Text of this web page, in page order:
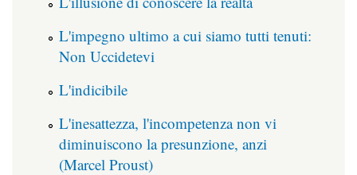
L'impegno ultimo a cui siamo tutti tenuti:
Non Uccidetevi
L'indicibile
L'inesattezza, l'incompetenza non vi
diminuiscono la presunzione, anzi
(Marcel Proust)